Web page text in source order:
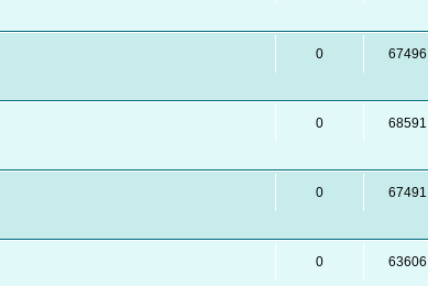
0 67496
0 68591
0 67491
0 63606